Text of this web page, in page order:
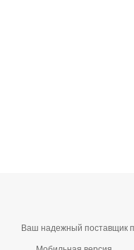
Ваш надежный поставщик